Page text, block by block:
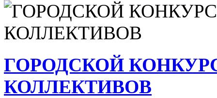
ГОРОДСКОЙ
КОЛЛЕКТИВОВ